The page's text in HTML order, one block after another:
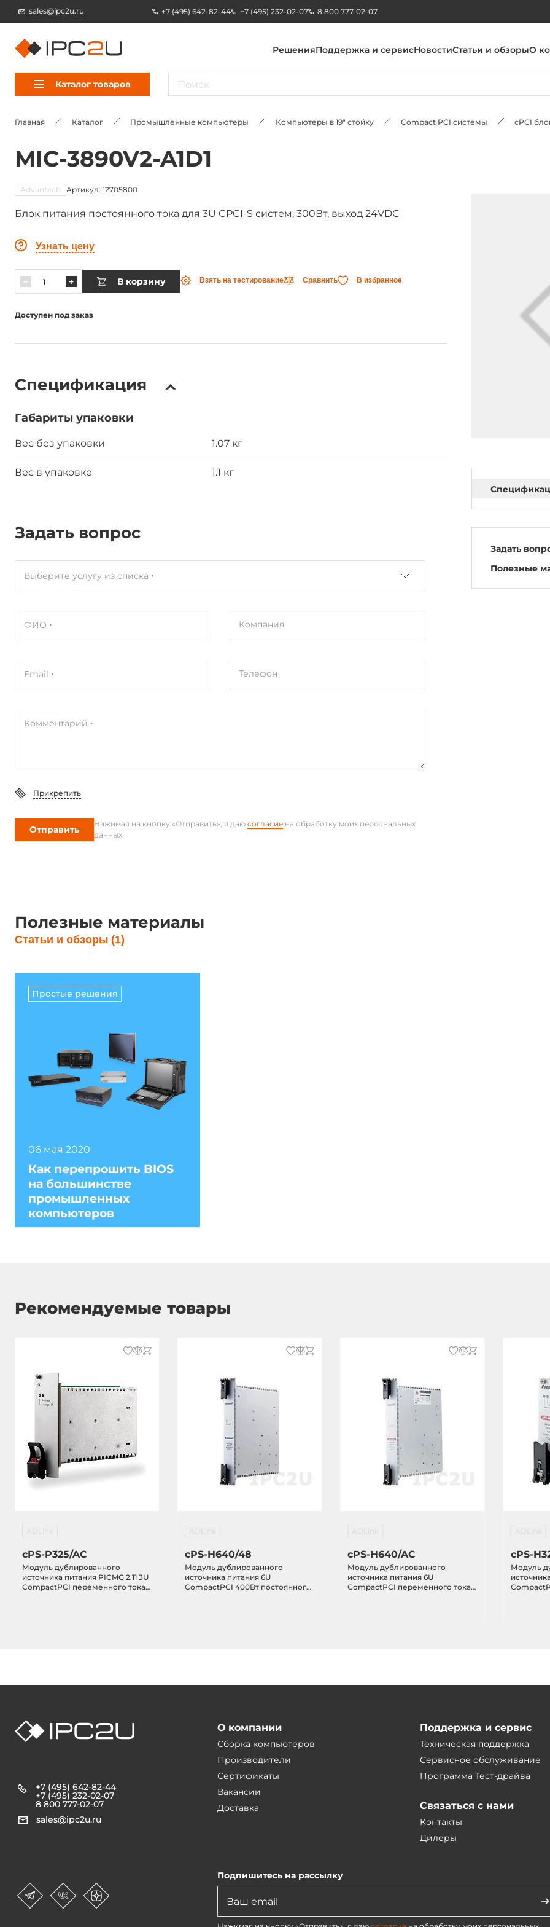
sales@ipc2u.ru +7 (495) 642-82-44 +7 (495) 232-02-07 8 800 777-02-07
РешенияПоддержка и сервисНовостиСтатьи и обзорыО
Каталог товаров
Главная Каталог Промышленные компьютеры Компьютеры в 19" стойку Compact PCI системы cPCI
MIC-3890V2-A1D1
Advantech Артикул: 12705800
Блок питания постоянного тока для 3U CPCI-S систем, 300Вт, выход 24VDC
Узнать цену
В корзину Взять на тестирование Сравнить В избранное
Доступен под заказ
Спецификация
Габариты упаковки
Вес без упаковки 1.07 кг
Вес в упаковке 1.1 кг
Задать вопрос
Выберите услугу из списка
ФИО Компания
Email Телефон
Комментарий
Прикрепить
Отправить Нажимая на кнопку «Отправить», я даю согласие на обработку моих персональных
данных
Задать
Полезные
Полезные материалы
Статьи и обзоры (1)
Простые решения
06 мая 2020
Как перепрошить BIOS
на большинстве
промышленных
компьютеров
Рекомендуемые товары
cPS-P325/AC
Модуль дублированного
источника питания PICMG 2.11 3U
CompactPCI переменного тока
cPS-H640/48
Модуль дублированного
источника питания 6U
CompactPCI 400Вт постоянного
cPS-H640/AC
Модуль дублированного
источника питания 6U
CompactPCI переменного тока
cPS-
Модуль
+7 (495) 642-82-44
+7 (495) 232-02-07
8 800 777-02-07
sales@ipc2u.ru
О компании
Сборка компьютеров
Производители
Сертификаты
Вакансии
Доставка
Поддержка и сервис
Техническая поддержка
Сервисное обслуживание
Программа Тест-драйва
Связаться с нами
Контакты
Дилеры
Подпишитесь на рассылку